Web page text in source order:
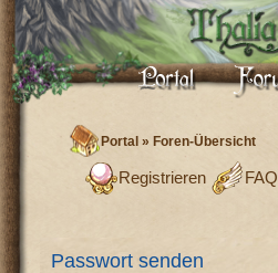
Portal »Foren-Übersicht
FAQ
Registrieren
Passwort senden